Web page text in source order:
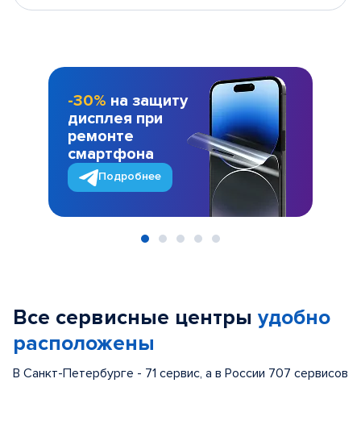
-30% на защиту
дисплея при
ремонте
смартфона
Подробнее
Все сервисные центры удобно
расположены
В Санкт-Петербурге - 71 сервис, а в России 707 сервисов